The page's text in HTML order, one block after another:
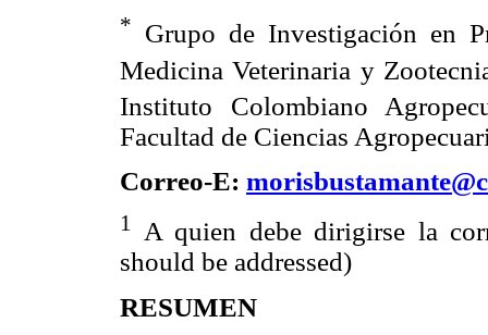
*
Grupo de Investigación en
Medicina Veterinaria y
Instituto Colombiano
Facultad de Ciencias
Correo-E:
1
A quien debe dirigirse la
should be addressed)
RESUMEN